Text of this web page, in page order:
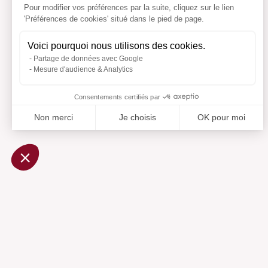
Pour modifier vos préférences par la suite, cliquez sur le lien
'Préférences de cookies' situé dans le pied de page.
Voici pourquoi nous utilisons des cookies.
Partage de données avec Google
Mesure d'audience & Analytics
Consentements certifiés par
Non merci Je choisis OK pour moi
Notre plateforme vous permet d'adapter et de gérer vos